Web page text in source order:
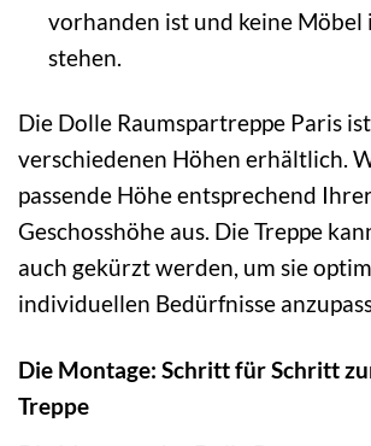
vorhanden ist und keine Möbel
stehen.
Die Dolle Raumspartreppe Paris
verschiedenen Höhen erhältlich.
passende Höhe entsprechend
Geschosshöhe aus. Die Treppe
auch gekürzt werden, um sie
individuellen Bedürfnisse
Die Montage: Schritt für Schritt
Treppe